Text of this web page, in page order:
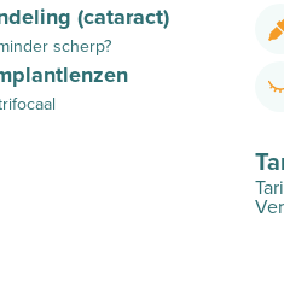
(cataract)
scherp?